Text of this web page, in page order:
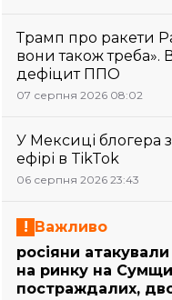
Трамп про ракети
вони також треба».
дефіцит ППО
07 серпня 2026 08:02
У Мексиці блогера
ефірі в TikTok
06 серпня 2026 23:43
Важливо
росіяни
на ринку на
постраждалих,